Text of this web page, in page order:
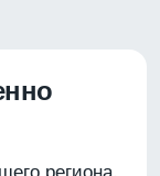
региона,